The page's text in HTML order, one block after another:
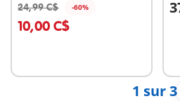
24,99 C$ -60%
10,00 C$
Au panier
1 sur 3